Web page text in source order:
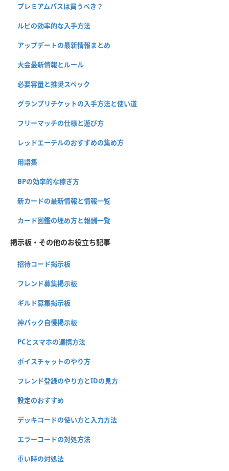
プレミアムパスは買うべき？
ルピの効率的な入手方法
アップデートの最新情報まとめ
大会最新情報とルール
必要容量と推奨スペック
グランプリチケットの入手方法と使い道
フリーマッチの仕様と遊び方
レッドエーテルのおすすめの集め方
用語集
BPの効率的な稼ぎ方
新カードの最新情報と情報一覧
カード図鑑の埋め方と報酬一覧
掲示板・その他のお役立ち記事
招待コード掲示板
フレンド募集掲示板
ギルド募集掲示板
神パック自慢掲示板
PCとスマホの連携方法
ボイスチャットのやり方
フレンド登録のやり方とIDの見方
設定のおすすめ
デッキコードの使い方と入力方法
エラーコードの対処方法
重い時の対処法